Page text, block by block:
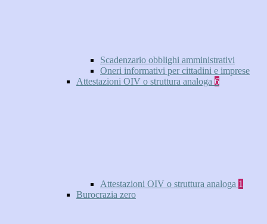
Scadenzario obblighi amministrativi
Oneri informativi per cittadini e imprese
Attestazioni OIV o struttura analoga 6
Attestazioni OIV o struttura analoga 1
Burocrazia zero